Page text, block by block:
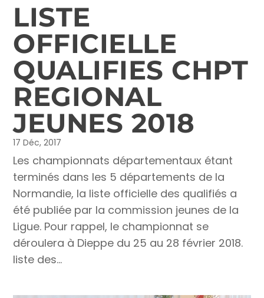
LISTE
OFFICIELLE
QUALIFIES CHPT
REGIONAL
JEUNES 2018
17 Déc, 2017
Les championnats départementaux étant
terminés dans les 5 départements de la
Normandie, la liste officielle des qualifiés a
été publiée par la commission jeunes de la
Ligue. Pour rappel, le championnat se
déroulera à Dieppe du 25 au 28 février 2018.
liste des...